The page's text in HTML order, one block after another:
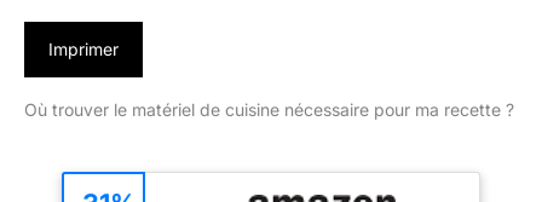
Imprimer
Où trouver le matériel de cuisine nécessaire pour ma recette ?